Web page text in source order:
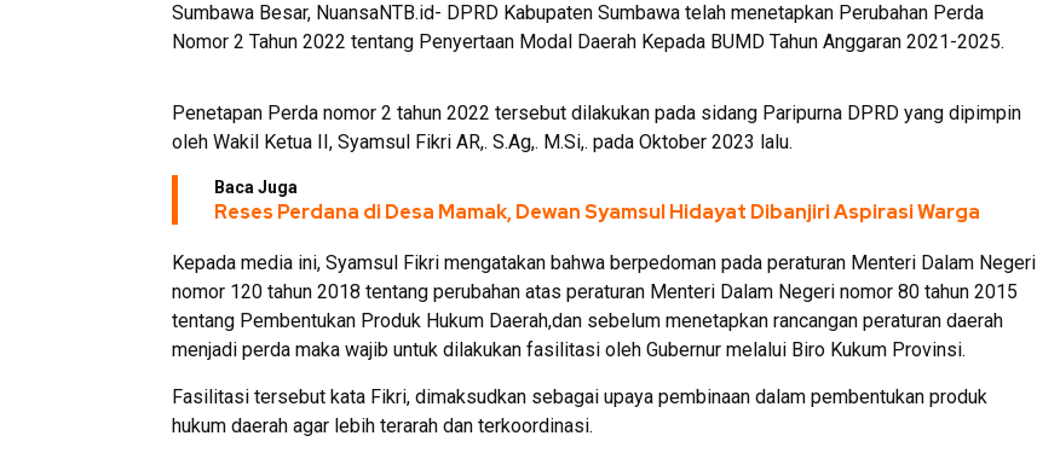
Sumbawa Besar, NuansaNTB.id- DPRD Kabupaten Sumbawa telah menetapkan Perubahan Perda
Nomor 2 Tahun 2022 tentang Penyertaan Modal Daerah Kepada BUMD Tahun Anggaran 2021-2025.
Penetapan Perda nomor 2 tahun 2022 tersebut dilakukan pada sidang Paripurna DPRD yang dipimpin
oleh Wakil Ketua II, Syamsul Fikri AR,. S.Ag,. M.Si,. pada Oktober 2023 lalu.
Baca Juga
Reses Perdana di Desa Mamak, Dewan Syamsul Hidayat Dibanjiri Aspirasi Warga
Kepada media ini, Syamsul Fikri mengatakan bahwa berpedoman pada peraturan Menteri Dalam Negeri
nomor 120 tahun 2018 tentang perubahan atas peraturan Menteri Dalam Negeri nomor 80 tahun 2015
tentang Pembentukan Produk Hukum Daerah,dan sebelum menetapkan rancangan peraturan daerah
menjadi perda maka wajib untuk dilakukan fasilitasi oleh Gubernur melalui Biro Kukum Provinsi.
Fasilitasi tersebut kata Fikri, dimaksudkan sebagai upaya pembinaan dalam pembentukan produk
hukum daerah agar lebih terarah dan terkoordinasi.